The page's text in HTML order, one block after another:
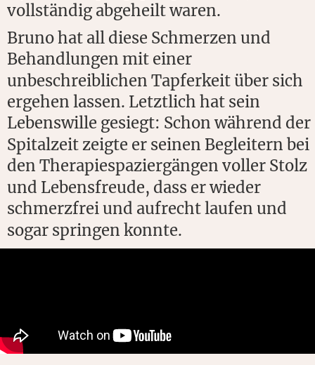
vollständig abgeheilt waren.
Bruno hat all diese Schmerzen und
Behandlungen mit einer
unbeschreiblichen Tapferkeit über sich
ergehen lassen. Letztlich hat sein
Lebenswille gesiegt: Schon während der
Spitalzeit zeigte er seinen Begleitern bei
den Therapiespaziergängen voller Stolz
und Lebensfreude, dass er wieder
schmerzfrei und aufrecht laufen und
sogar springen konnte.